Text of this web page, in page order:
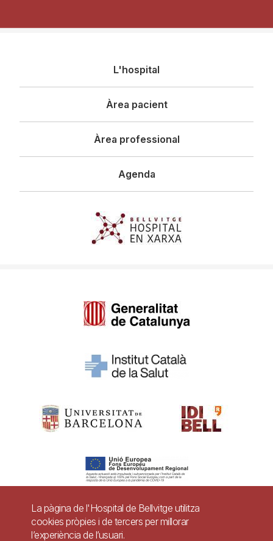
principal
L'hospital
Àrea pacient
Àrea professional
Agenda
Pie Contacte
La pàgina de l'Hospital de Bellvitge utilitza
cookies pròpies i de tercers per millorar
l’experiència de l’usuari.